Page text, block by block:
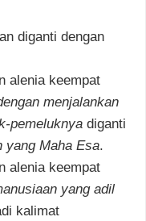
diganti dengan
alenia keempat
menjalankan
pemeluknya diganti
yang Maha Esa.
alenia keempat
yang adil
kalimat